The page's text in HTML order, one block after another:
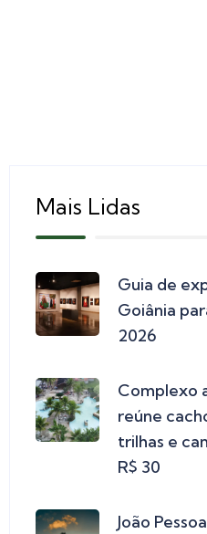
Mais Lidas
Guia de
Goiânia
2026
Complexo
reúne
trilhas e
R$ 30
João